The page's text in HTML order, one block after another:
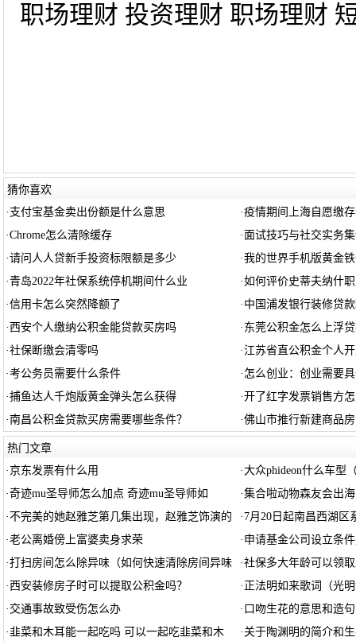
职场理财 投资理财 职场理财
猜你喜欢
· 支付宝基金卖出份额是什么意思 ·疫情期间上海自愿缴
·Chrome怎么清除缓存 · 面试技巧与社交实务
·请问人人贷新手投资标限额是多少 ·我的世界手机版黄金
·青岛2022年社保系统停机期间什么业 ·如何评价史蒂夫纳什
·信用卡怎么突然降额了 · 中国浦发银行装修贷
· 西安个人缴纳公积金能贷款买房吗 · 东莞公积金怎么上浮
·社保断缴会清零吗 ·江苏省直公积金个人
·考公务员需要什么条件 · 怎么创业：创业需要
·捕鱼达人千炮版黄金弹头怎么获得 ·开了红字发票销售方
·南昌公积金贷款买房需要哪些条件？ ·佛山市推行新建商品
热门文章
· 京东发票有什么用 ·大众phideon什么车型
·奇迹mu圣导师怎么加点 奇迹mu圣导师如 ·集合啦动物森友会出
·不完美的她赵雅芝第几集出现，赵雅芝饰演的 · 7月20日起南昌西湖区
·老公离婚傍上富婆卖身求荣 · 申请基金公司设立条
·打扫房间怎么除异味（如何快速清除房间异味 ·社保多大年龄可以领
· 西安装修房子时可以提取公积金吗？ · 正法明如来歌词（光
· 交通事故致受伤怎么办 · 口吻生花的意思和造
· 韭菜和木耳能一起吃吗 可以一起吃韭菜和木 · 关于陶渊明的简介和